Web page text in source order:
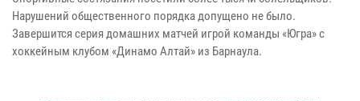
Нарушений общественного порядка допущено не было.
Завершится серия домашних матчей игрой команды «Югра» с
хоккейным клубом «Динамо Алтай» из Барнаула.